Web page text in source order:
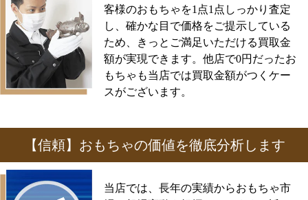
客様のおもちゃを1点1点しっかり査定
し、確かな目で価格をご提示している
ため、きっとご満足いただける買取金
額が実現できます。他店で0円だったお
もちゃも当店では買取金額がつくケー
スがございます。
【信頼】おもちゃの価値を徹底分析します
当店では、長年の実績からおもちゃ市